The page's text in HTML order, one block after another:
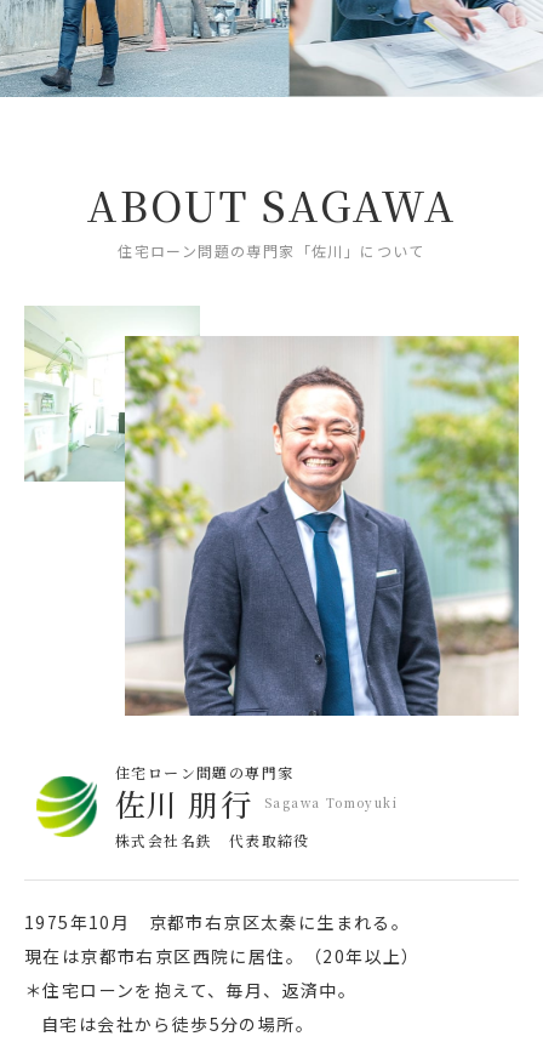
ABOUT SAGAWA
住宅ローン問題の専門家「佐川」について
住宅ローン問題の専門家
佐川 朋行 Sagawa Tomoyuki
株式会社名鉄 代表取締役
1975年10月 京都市右京区太秦に生まれる。
現在は京都市右京区西院に居住。（20年以上）
＊住宅ローンを抱えて、毎月、返済中。
自宅は会社から徒歩5分の場所。